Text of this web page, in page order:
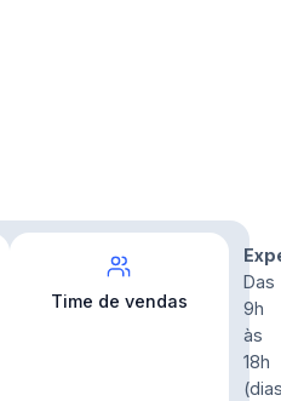
Time de vendas
Das
9h
às
18h